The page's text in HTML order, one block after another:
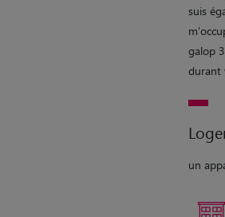
suis
galop
durant
un